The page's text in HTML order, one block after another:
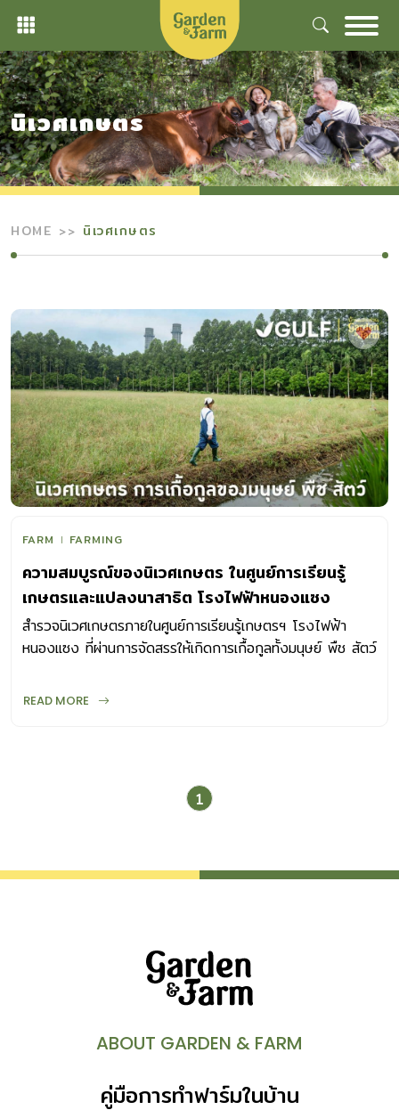
Skip
content
นิเวศเกษตร
HOME นิเวศเกษตร
FARM FARMING
ความสมบูรณ์ของนิเวศเกษตร ในศูนย์การเรียนรู้
เกษตรและแปลงนาสาธิต โรงไฟฟ้าหนองแซง
สำรวจนิเวศเกษตรภายในศูนย์การเรียนรู้เกษตรฯ โรงไฟฟ้า
หนองแซง ที่ผ่านการจัดสรรให้เกิดการเกื้อกูลทั้งมนุษย์ พืช สัตว์
READ MORE
1
ABOUT GARDEN & FARM
คู่มือการทำฟาร์มในบ้าน